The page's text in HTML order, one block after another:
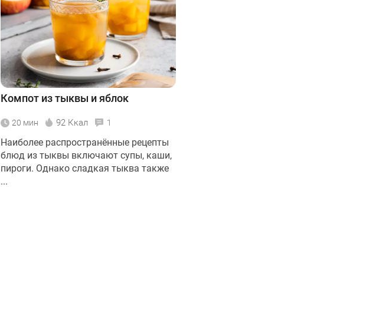
Компот из тыквы и яблок
20 мин 92 Ккал 1
Наиболее распространённые рецепты
блюд из тыквы включают супы, каши,
пироги. Однако сладкая тыква также
...